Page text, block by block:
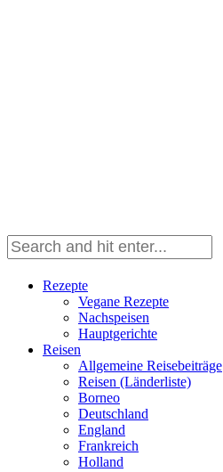
Rezepte
Vegane Rezepte
Nachspeisen
Hauptgerichte
Reisen
Allgemeine Reisebeiträge
Reisen (Länderliste)
Borneo
Deutschland
England
Frankreich
Holland